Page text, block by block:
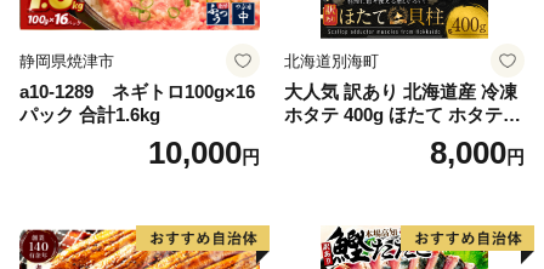
静岡県焼津市
a10-1289 ネギトロ100g×16
パック 合計1.6kg
10,000円
北海道別海町
大人気 訳あり 北海道産 冷凍
ホタテ 400g ほたて ホタテ
8,000円